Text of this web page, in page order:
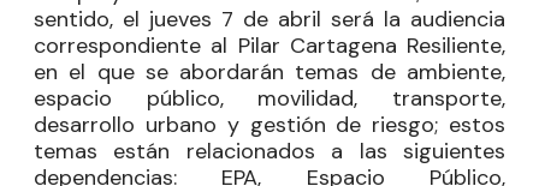
sentido, el jueves 7 de abril será la audiencia
correspondiente al Pilar Cartagena Resiliente,
en el que se abordarán temas de ambiente,
espacio público, movilidad, transporte,
desarrollo urbano y gestión de riesgo; estos
temas están relacionados a las siguientes
dependencias: EPA, Espacio Público,